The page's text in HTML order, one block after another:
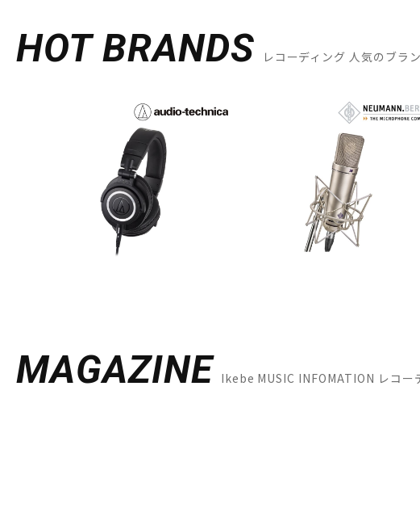
HOT BRANDS レコーディング 人気のブラ
MAGAZINE Ikebe MUSIC INFOMATION レコー